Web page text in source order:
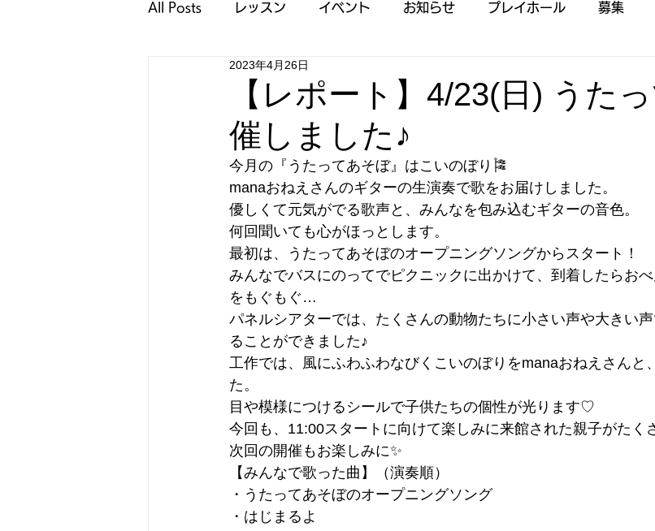
All Posts レッスン イベント お知らせ プレイホール 募集
キャンペーン おすすめ記事一覧
【レポート】4/23(日) うた
催しました♪
2023年4月26日
今月の『うたってあそぼ』はこいのぼり🎏
manaおねえさんのギターの生演奏で歌をお届けしました。
優しくて元気がでる歌声と、みんなを包み込むギターの音色。
何回聞いても心がほっとします。
最初は、うたってあそぼのオープニングソングからスタート！
みんなでバスにのってでピクニックに出かけて、到着したらお
をもぐもぐ…
パネルシアターでは、たくさんの動物たちに小さい声や大きい
ることができました♪
工作では、風にふわふわなびくこいのぼりをmanaおねえさんと
た。
目や模様につけるシールで子供たちの個性が光ります♡
今回も、11:00スタートに向けて楽しみに来館された親子がたく
次回の開催もお楽しみに✨
【みんなで歌った曲】（演奏順）
・うたってあそぼのオープニングソング
・はじまるよ